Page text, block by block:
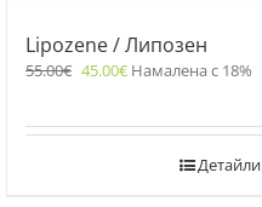
Lipozene / Липозен
55.00€ 45.00€ Намалена с 18%
Детайли